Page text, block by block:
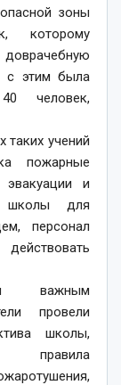
зоны
которому
с этим была
человек,
учений
пожарные
эвакуации и
школы для
персонал
важным
провели
школы,
правила